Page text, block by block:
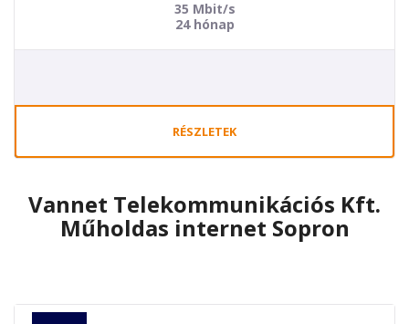
35 Mbit/s
24 hónap
RÉSZLETEK
Vannet Telekommunikációs Kft.
Műholdas internet Sopron